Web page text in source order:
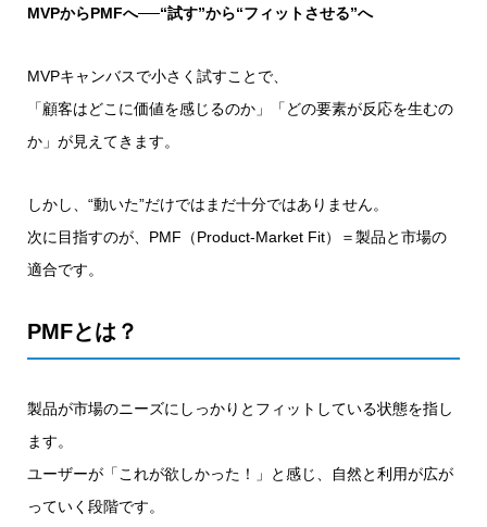
MVPからPMFへ──“試す”から“フィットさせる”へ
MVPキャンバスで小さく試すことで、
「顧客はどこに価値を感じるのか」「どの要素が反応を生むの
か」が見えてきます。
しかし、“動いた”だけではまだ十分ではありません。
次に目指すのが、PMF（Product-Market Fit）＝製品と市場の
適合です。
PMFとは？
製品が市場のニーズにしっかりとフィットしている状態を指し
ます。
ユーザーが「これが欲しかった！」と感じ、自然と利用が広が
っていく段階です。